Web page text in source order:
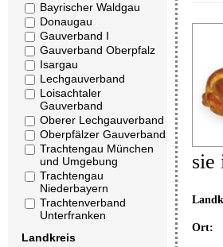
Bayrischer Waldgau
Donaugau
Gauverband I
Gauverband Oberpfalz
Isargau
Lechgauverband
Loisachtaler
Gauverband
Oberer Lechgauverband
Oberpfälzer Gauverband
Trachtengau München
und Umgebung
Trachtengau
Niederbayern
Trachtenverband
Unterfranken
Landkreis
sie
Ort: